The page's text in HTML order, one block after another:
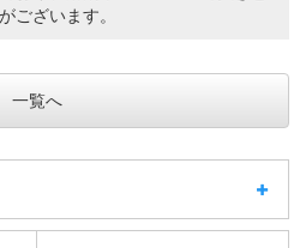
ございます。
一覧へ